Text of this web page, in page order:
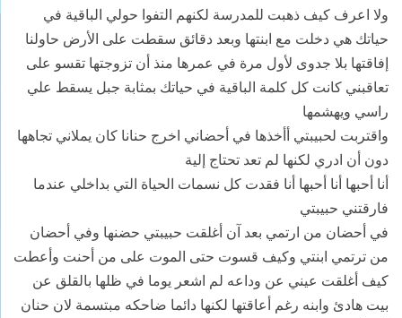
ولا اعرف كيف ذهبت للمدرسة لكنهم التفوا حولي الباقية في
حياتك هي دخلت مع ابنتها وبعد دقائق سقطت على الأرض حاولنا
إفاقتها بلا جدوى لأول مرة في عمرها منذ أن تزوجتها تقسو على
تعاقبني كانت كل كلمة الباقية في حياتك بمثابة جبل يسقط علي
راسي ويهشمها
واقتربت لحبيبتي أأخذها في أحضاني اخرج حنانا كان يملاني تجاهها
دون أن ادري لكنها لم تعد تحتاج إلية
أنا أحبها أنا أحبها أنا فقدت كل نسمات الحياة التي بداخلي عندما
فارقتني حبيبتي
في أحضان من ارتمي بعد آن أغلقت حبيبتي حضنها وفي أحضان
من ترتمي ابنتي وكيف قسوت حتى الموت على من أحنت وأعطت
كيف أغلقت عيني عن وداعه لم اشعر يوما في ظلها بالقلق عن
بيت هادئ وابنه رغم أعاقتها لكنها دائما ضاحكه مبتسمة لان حنان